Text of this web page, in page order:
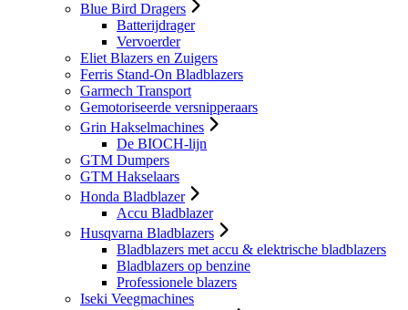
Blue Bird Dragers
Batterijdrager
Vervoerder
Eliet Blazers en Zuigers
Ferris Stand-On Bladblazers
Garmech Transport
Gemotoriseerde versnipperaars
Grin Hakselmachines
De BIOCH-lijn
GTM Dumpers
GTM Hakselaars
Honda Bladblazer
Accu Bladblazer
Husqvarna Bladblazers
Bladblazers met accu & elektrische bladblazers
Bladblazers op benzine
Professionele blazers
Iseki Veegmachines